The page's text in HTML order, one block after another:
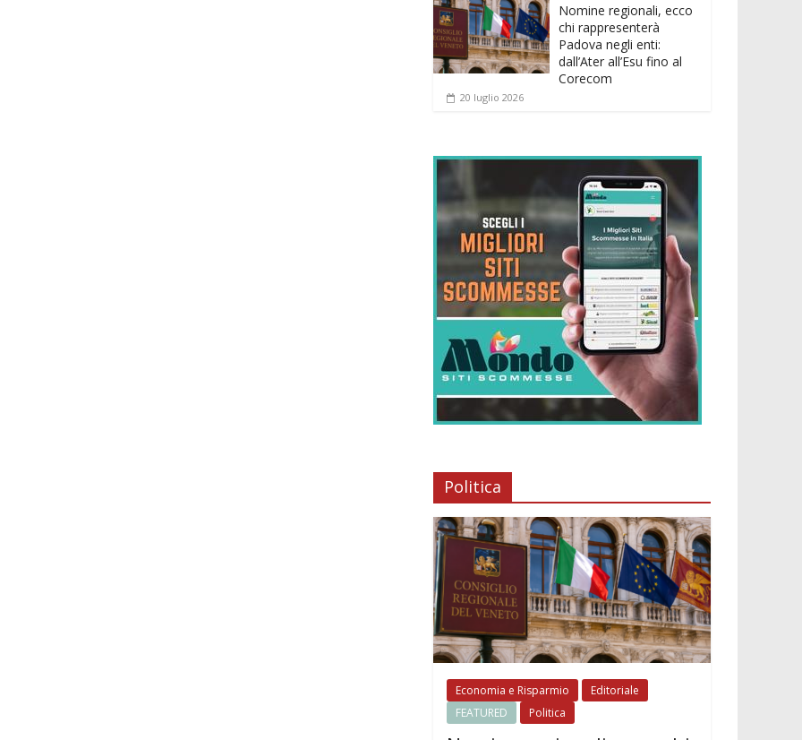
Nomine regionali, ecco
chi rappresenterà
Padova negli enti:
dall’Ater all’Esu fino al
Corecom
20 luglio 2026
Politica
Economia e Risparmio
Editoriale
FEATURED
Politica